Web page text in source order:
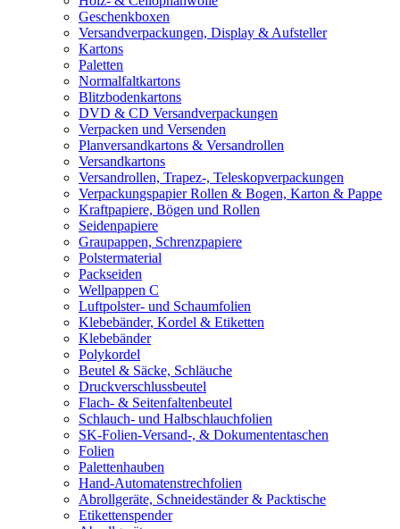
Geschenkboxen
Versandverpackungen, Display & Aufsteller
Kartons
Paletten
Normalfaltkartons
Blitzbodenkartons
DVD & CD Versandverpackungen
Verpacken und Versenden
Planversandkartons & Versandrollen
Versandkartons
Versandrollen, Trapez-, Teleskopverpackungen
Verpackungspapier Rollen & Bogen, Karton & Pappe
Kraftpapiere, Bögen und Rollen
Seidenpapiere
Graupappen, Schrenzpapiere
Polstermaterial
Packseiden
Wellpappen C
Luftpolster- und Schaumfolien
Klebebänder, Kordel & Etiketten
Klebebänder
Polykordel
Beutel & Säcke, Schläuche
Druckverschlussbeutel
Flach- & Seitenfaltenbeutel
Schlauch- und Halbschlauchfolien
SK-Folien-Versand-, & Dokumententaschen
Folien
Palettenhauben
Hand-Automatenstrechfolien
Abrollgeräte, Schneideständer & Packtische
Etikettenspender